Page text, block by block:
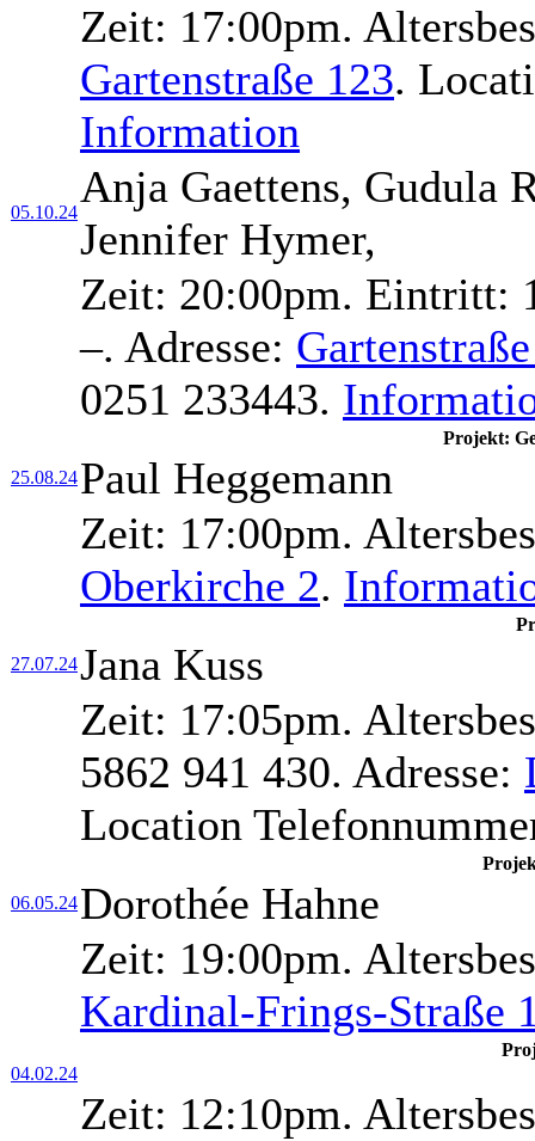
Zeit: 17:00pm.
Gartenstraße 123.
Information
05.10.24
Anja Gaettens, Gudula
Jennifer Hymer,
Zeit: 20:00pm. Eintritt:
–. Adresse:
0251 233443.
Projekt:
25.08.24Paul Heggemann
Zeit: 17:00pm.
Oberkirche 2.
27.07.24Jana Kuss
Zeit: 17:05pm.
5862 941 430. Adresse:
Location
06.05.24Dorothée Hahne
Zeit: 19:00pm.
Kardinal-Frings-Straße
04.02.24
Zeit: 12:10pm.